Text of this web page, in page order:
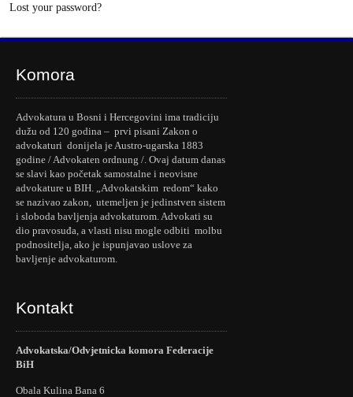
Lost your password?
Komora
Advokatura u Bosni i Hercegovini ima tradiciju
dužu od 120 godina – prvi pisani Zakon o
advokaturi donijela je Austro-ugarska 1883
godine / Advokaten ordnung /. Ovaj datum danas
se slavi kao početak samostalne i neovisne
advokature u BIH. „Advokatskim redom“ kako
se nazivao zakon, utemeljen je jedinstven sistem
i sloboda bavljenja advokaturom. Advokati su
dio pravosuđa, a vlasti nisu mogle odbiti molbu
podnositelja, ako je ispunjavao uslove za
bavljenje advokaturom.
Kontakt
Advokatska/Odvjetnicka komora Federacije
BiH
Obala Kulina Bana 6